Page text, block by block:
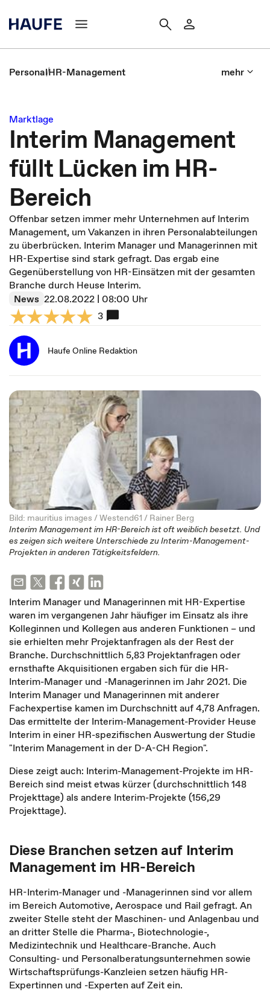
PersonalHR-Management mehr
Marktlage
Interim Management
füllt Lücken im HR-
Bereich
Offenbar setzen immer mehr Unternehmen auf Interim
Management, um Vakanzen in ihren Personalabteilungen
zu überbrücken. Interim Manager und Managerinnen mit
HR-Expertise sind stark gefragt. Das ergab eine
Gegenüberstellung von HR-Einsätzen mit der gesamten
Branche durch Heuse Interim.
News 22.08.2022 | 08:00 Uhr
3
Haufe Online Redaktion
Bild: mauritius images / Westend61 / Rainer Berg
Interim Management im HR-Bereich ist oft weiblich besetzt. Und
es zeigen sich weitere Unterschiede zu Interim-Management-
Projekten in anderen Tätigkeitsfeldern.
Interim Manager und Managerinnen mit HR-Expertise
waren im vergangenen Jahr häufiger im Einsatz als ihre
Kolleginnen und Kollegen aus anderen Funktionen – und
sie erhielten mehr Projektanfragen als der Rest der
Branche. Durchschnittlich 5,83 Projektanfragen oder
ernsthafte Akquisitionen ergaben sich für die HR-
Interim-Manager und -Managerinnen im Jahr 2021. Die
Interim Manager und Managerinnen mit anderer
Fachexpertise kamen im Durchschnitt auf 4,78 Anfragen.
Das ermittelte der Interim-Management-Provider Heuse
Interim in einer HR-spezifischen Auswertung der Studie
"Interim Management in der D-A-CH Region".
Diese zeigt auch: Interim-Management-Projekte im HR-
Bereich sind meist etwas kürzer (durchschnittlich 148
Projekttage) als andere Interim-Projekte (156,29
Projekttage).
Diese Branchen setzen auf Interim
Management im HR-Bereich
HR-Interim-Manager und -Managerinnen sind vor allem
im Bereich Automotive, Aerospace und Rail gefragt. An
zweiter Stelle steht der Maschinen- und Anlagenbau und
an dritter Stelle die Pharma-, Biotechnologie-,
Medizintechnik und Healthcare-Branche. Auch
Consulting- und Personalberatungsunternehmen sowie
Wirtschaftsprüfungs-Kanzleien setzen häufig HR-
Expertinnen und -Experten auf Zeit ein.